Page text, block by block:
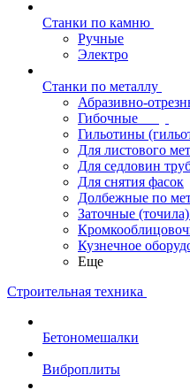
Станки по камню
Ручные
Электро
Станки по металлу
Абразивно-
Гибочные
Гильотины
Для листового
Для седловин
Для снятия фасок
Долбежные по
Заточные (точила)
Кузнечное
Еще
Строительная техника
Бетономешалки
Виброплиты